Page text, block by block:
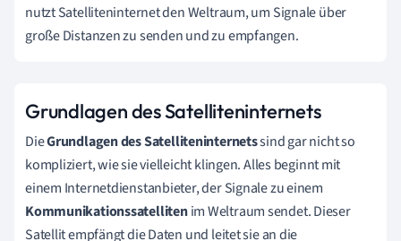
nutzt Satelliteninternet den Weltraum, um Signale über
große Distanzen zu senden und zu empfangen.
Grundlagen des Satelliteninternets
DieGrundlagen des Satelliteninternetssind gar nicht so
kompliziert, wie sie vielleicht klingen. Alles beginnt mit
einem Internetdienstanbieter, der Signale zu einem
Kommunikationssatellitenim Weltraum sendet. Dieser
Satellit empfängt die Daten und leitet sie an die